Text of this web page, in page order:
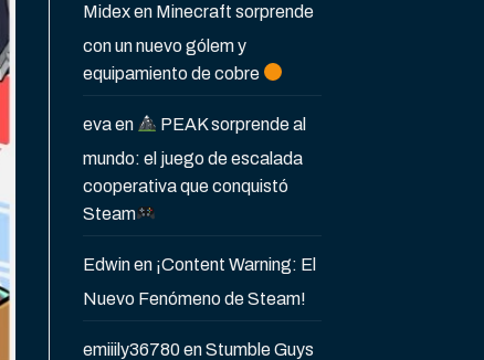
Midexen Minecraft sorprende
con un nuevo gólem y
equipamiento de cobre
evaen
PEAK sorprende al
mundo: el juego de escalada
cooperativa que conquistó
Steam
Edwinen ¡Content Warning: El
Nuevo Fenómeno de Steam!
emiiily36780enStumble Guys